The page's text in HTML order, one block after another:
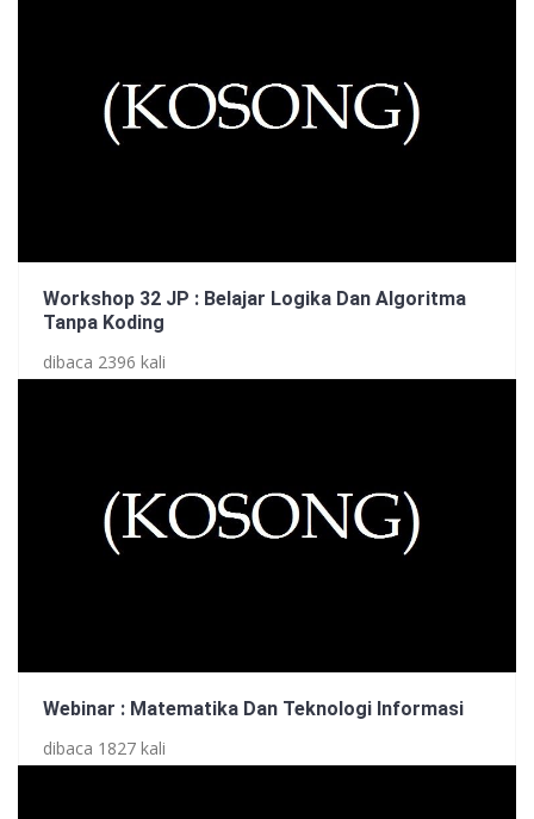
Workshop 32 JP : Belajar Logika Dan Algoritma
Tanpa Koding
dibaca 2396 kali
Webinar : Matematika Dan Teknologi Informasi
dibaca 1827 kali